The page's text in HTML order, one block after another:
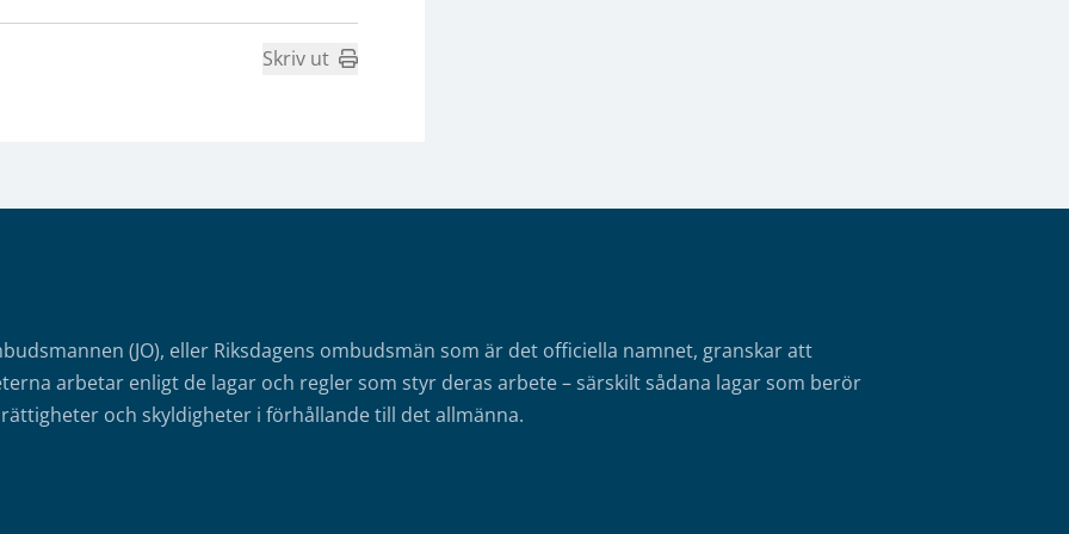
Skriv ut
(JO), eller Riksdagens ombudsmän som är det officiella namnet, granskar att
arbetar enligt de lagar och regler som styr deras arbete – särskilt sådana lagar som berör
och skyldigheter i förhållande till det allmänna.